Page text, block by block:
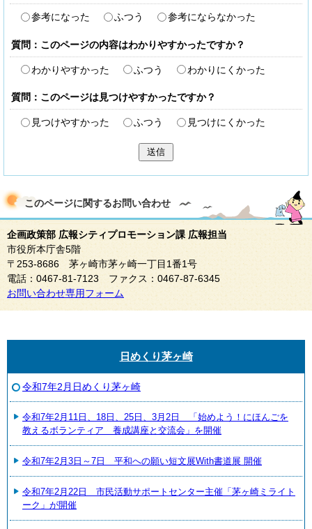
参考になった ふつう 参考にならなかった
質問：このページの内容はわかりやすかったですか？
わかりやすかった ふつう わかりにくかった
質問：このページは見つけやすかったですか？
見つけやすかった ふつう 見つけにくかった
送信
このページに関するお問い合わせ
企画政策部 広報シティプロモーション課 広報担当
市役所本庁舎5階
〒253-8686 茅ヶ崎市茅ヶ崎一丁目1番1号
電話：0467-81-7123 ファクス：0467-87-6345
お問い合わせ専用フォーム
日めくり茅ヶ崎
令和7年2月日めくり茅ヶ崎
令和7年2月11日、18日、25日、3月2日 「始めよう！にほんごを
教えるボランティア 養成講座と交流会」を開催
令和7年2月3日～7日 平和への願い短文展With書道展 開催
令和7年2月22日 市民活動サポートセンター主催「茅ヶ崎ミライト
ーク」が開催